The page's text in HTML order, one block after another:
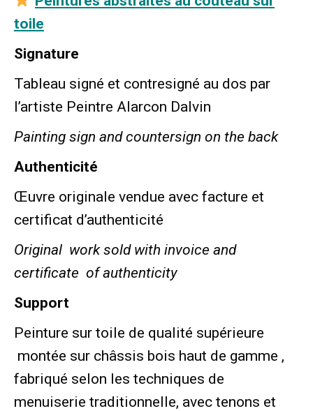
toile
Signature
Tableau signé et contresigné au dos par
l’artiste Peintre Alarcon Dalvin
Painting sign and countersign on the back
Authenticité
Œuvre originale vendue avec facture et
certificat d’authenticité
Original work sold with invoice and
certificate of authenticity
Support
Peinture sur toile de qualité supérieure
montée sur châssis bois haut de gamme ,
fabriqué selon les techniques de
menuiserie traditionnelle, avec tenons et